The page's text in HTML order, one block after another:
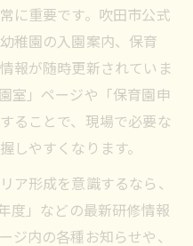
に重要です。吹田市公式
稚園の入園案内、保育
報が随時更新されていま
室」ページや「保育園申
ることで、現場で必要な
しやすくなります。
ア形成を意識するなら、
度」などの最新研修情報
ジ内の各種お知らせや、